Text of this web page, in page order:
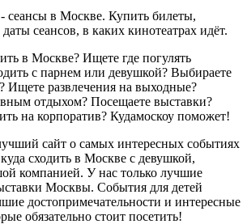
сеансы в Москве. Купить билеты,
сеансов, в каких кинотеатрах идёт.
в Москве? Ищете где погулять
с парнем или девушкой? Выбираете
Ищете развлечения на выходные?
отдыхом? Посещаете выставки?
на корпоратив? Кудамоскоу поможет!
сайт о самых интересных событиях
сходить в Москве с девушкой,
компанией. У нас только лучшие
Москвы. События для детей
достопримечательности и интересные
обязательно стоит посетить!